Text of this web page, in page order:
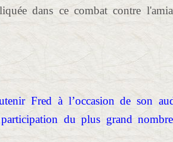
dans ce combat contre
Fred à l’occasion de son
du plus grand